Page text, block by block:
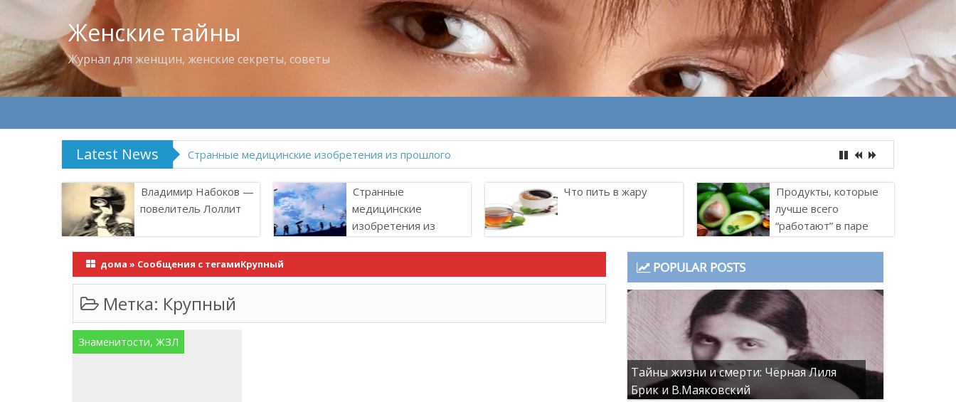
Женские тайны
Журнал для женщин, женские секреты, советы
Latest News Что пить в жару
Владимир Набоков —
повелитель Лоллит
Странные
медицинские
изобретения из
Что пить в жару
Продукты, которые
лучше всего
“работают” в паре
дома » Сообщения с тегамиКрупный
Метка: Крупный
Знаменитости, ЖЗЛ
POPULAR POSTS
Тайны жизни и смерти: Чёрная Лиля
Брик и В.Маяковский